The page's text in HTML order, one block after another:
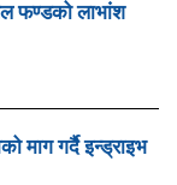
फण्डको लाभांश
माग गर्दै इन्ड्राइभ